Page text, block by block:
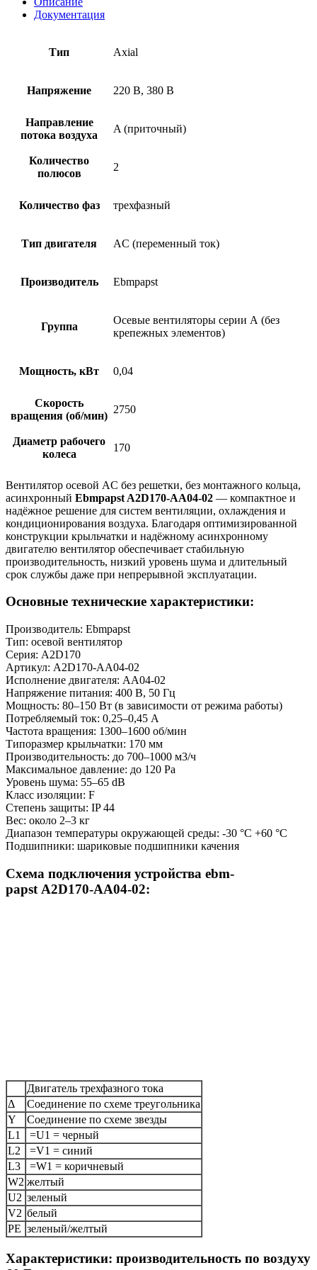
Документация
Тип Axial
Напряжение 220 В, 380 В
Направление
потока воздуха
A (приточный)
Количество
полюсов
2
Количество фаз трехфазный
Тип двигателя AC (переменный ток)
Производитель Ebmpapst
Группа
Осевые вентиляторы серии А (без
крепежных элементов)
Мощность, кВт 0,04
Скорость
вращения (об/мин)
2750
Диаметр рабочего
колеса
170
Вентилятор осевой AC без решетки, без монтажного кольца,
асинхронный Ebmpapst A2D170-AA04-02 — компактное и
надёжное решение для систем вентиляции, охлаждения и
кондиционирования воздуха. Благодаря оптимизированной
конструкции крыльчатки и надёжному асинхронному
двигателю вентилятор обеспечивает стабильную
производительность, низкий уровень шума и длительный
срок службы даже при непрерывной эксплуатации.
Основные технические характеристики:
Производитель: Ebmpapst
Тип: осевой вентилятор
Серия: A2D170
Артикул: A2D170-AA04-02
Исполнение двигателя: AA04-02
Напряжение питания: 400 В, 50 Гц
Мощность: 80–150 Вт (в зависимости от режима работы)
Потребляемый ток: 0,25–0,45 А
Частота вращения: 1300–1600 об/мин
Типоразмер крыльчатки: 170 мм
Производительность: до 700–1000 м3/ч
Максимальное давление: до 120 Pa
Уровень шума: 55–65 dB
Класс изоляции: F
Степень защиты: IP 44
Вес: около 2–3 кг
Диапазон температуры окружающей среды: -30 °C +60 °C
Подшипники: шариковые подшипники качения
Схема подключения устройства ebm-
papst A2D170-AA04-02:
Двигатель трехфазного тока
Δ
Соединение по схеме треугольника
Y
Соединение по схеме звезды
L1
=U1 = черный
L2
=V1 = синий
L3
=W1 = коричневый
W2 желтый
U2 зеленый
V2 белый
PE зеленый/желтый
Характеристики: производительность по воздуху